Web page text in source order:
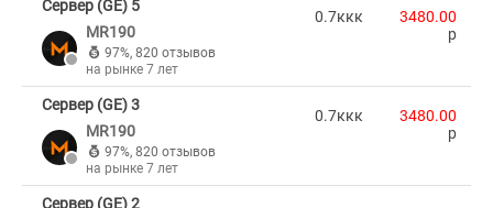
Сервер (GE) 5
MR190
97%, 820 отзывов
на рынке 7 лет
0.7ккк
3480.00
p
Сервер (GE) 3
MR190
97%, 820 отзывов
на рынке 7 лет
0.7ккк
3480.00
p
Сервер (GE) 2